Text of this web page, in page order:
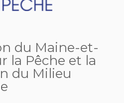
du Maine-et-
la Pêche et la
du Milieu